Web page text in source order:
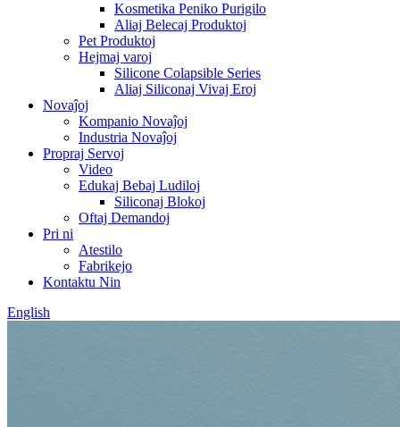
Kosmetika Peniko Purigilo
Aliaj Belecaj Produktoj
Pet Produktoj
Hejmaj varoj
Silicone Colapsible Series
Aliaj Siliconaj Vivaj Eroj
Novaĵoj
Kompanio Novaĵoj
Industria Novaĵoj
Propraj Servoj
Video
Edukaj Bebaj Ludiloj
Siliconaj Blokoj
Oftaj Demandoj
Pri ni
Atestilo
Fabrikejo
Kontaktu Nin
English